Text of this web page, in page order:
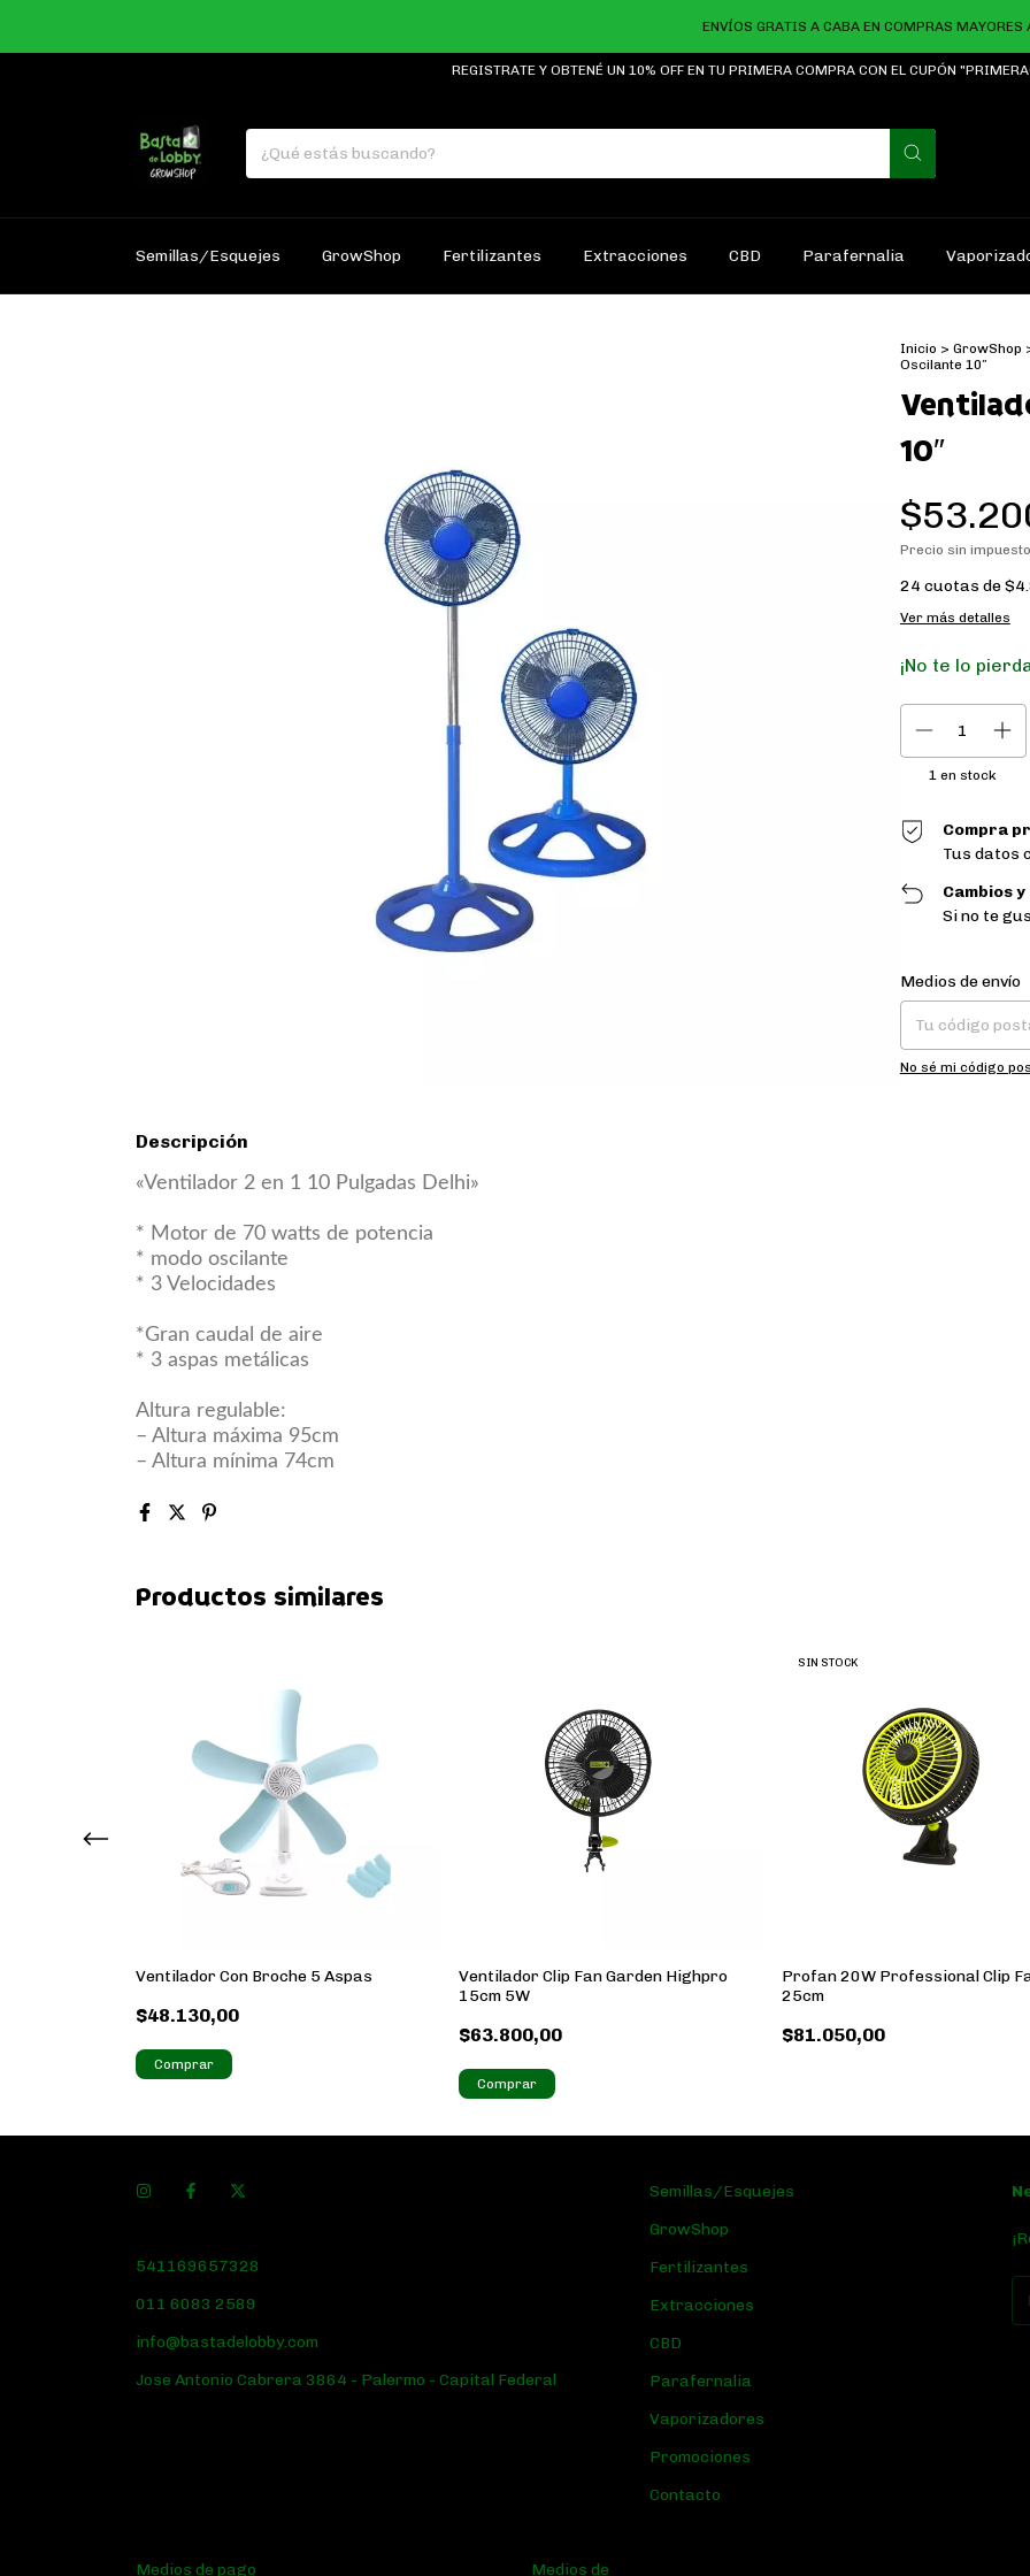
ENVÍOS GRATIS A CABA EN COMPRAS MAYORES A
REGISTRATE Y OBTENÉ UN 10% OFF EN TU PRIMERA COMPRA CON EL CUPÓN
Semillas/Esquejes GrowShop Fertilizantes Extracciones CBD Parafernalia
Inicio > GrowShop
Oscilante 10″
10″
Precio sin
24 cuotas de
Ver más detalles
¡No te lo
1 en stock
Compra
Tus datos
Cambios
Si no te
Entregas para el
Medios de envío
No sé mi código
Descripción
«Ventilador 2 en 1 10 Pulgadas Delhi»
* Motor de 70 watts de potencia
* modo oscilante
* 3 Velocidades
*Gran caudal de aire
* 3 aspas metálicas
Altura regulable:
– Altura máxima 95cm
– Altura mínima 74cm​
Productos similares
Ventilador Con Broche 5 Aspas
$48.130,00
Ventilador Clip Fan Garden Highpro
15cm 5W
$63.800,00
SIN STOCK
Profan 20W Professional Clip
25cm
$81.050,00
541169657328
011 6083 2589
info@bastadelobby.com
Jose Antonio Cabrera 3864 - Palermo - Capital Federal
Semillas/Esquejes
GrowShop
Fertilizantes
Extracciones
CBD
Parafernalia
Vaporizadores
Promociones
Contacto
Medios de pago Medios de